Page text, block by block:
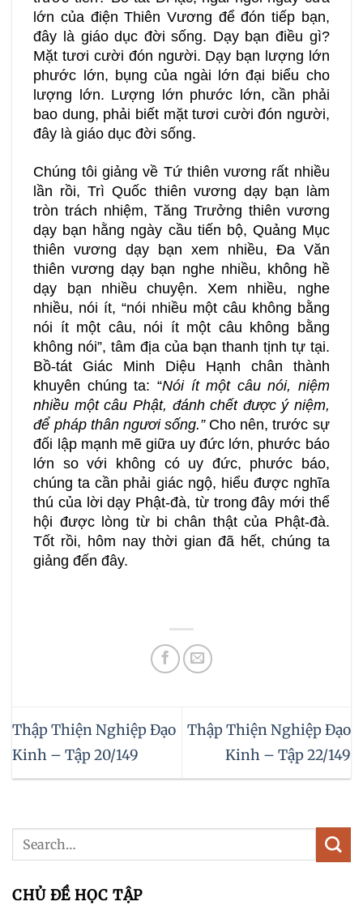
lớn của điện Thiên Vương để đón tiếp bạn,
đây là giáo dục đời sống. Dạy bạn điều gì?
Mặt tươi cười đón người. Dạy bạn lượng lớn
phước lớn, bụng của ngài lớn đại biểu cho
lượng lớn. Lượng lớn phước lớn, cần phải
bao dung, phải biết mặt tươi cười đón người,
đây là giáo dục đời sống.
Chúng tôi giảng về Tứ thiên vương rất nhiều
lần rồi, Trì Quốc thiên vương dạy bạn làm
tròn trách nhiệm, Tăng Trưởng thiên vương
dạy bạn hằng ngày cầu tiến bộ, Quảng Mục
thiên vương dạy bạn xem nhiều, Đa Văn
thiên vương dạy bạn nghe nhiều, không hề
dạy bạn nhiều chuyện. Xem nhiều, nghe
nhiều, nói ít, “nói nhiều một câu không bằng
nói ít một câu, nói ít một câu không bằng
không nói”, tâm địa của bạn thanh tịnh tự tại.
Bồ-tát Giác Minh Diệu Hạnh chân thành
khuyên chúng ta: “Nói ít một câu nói, niệm
nhiều một câu Phật, đánh chết được ý niệm,
để pháp thân ngươi sống.”Cho nên, trước sự
đối lập mạnh mẽ giữa uy đức lớn, phước báo
lớn so với không có uy đức, phước báo,
chúng ta cần phải giác ngộ, hiểu được nghĩa
thú của lời dạy Phật-đà, từ trong đây mới thể
hội được lòng từ bi chân thật của Phật-đà.
Tốt rồi, hôm nay thời gian đã hết, chúng ta
giảng đến đây.
Thập Thiện Nghiệp Đạo
Kinh – Tập 20/149
Thập Thiện Nghiệp Đạo
Kinh – Tập 22/149
CHỦ ĐỀ HỌC TẬP